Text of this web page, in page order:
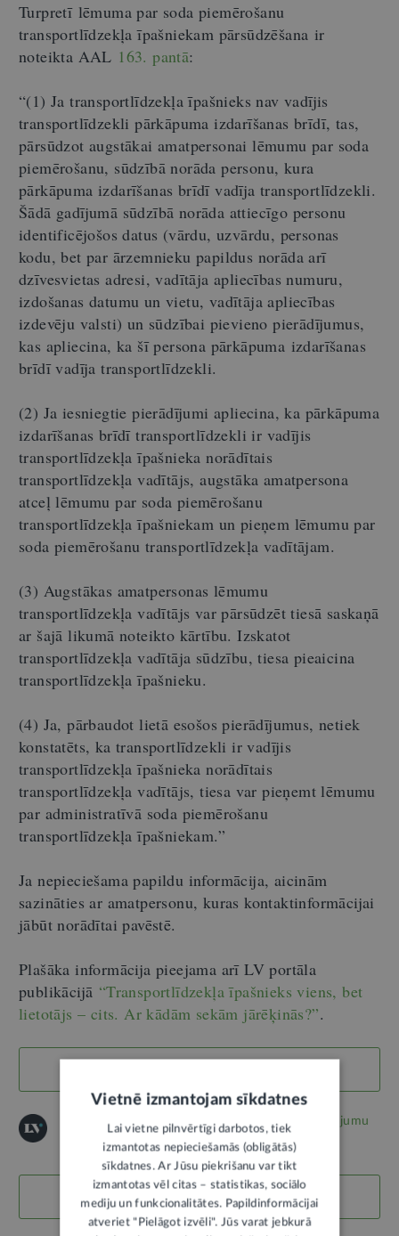
Turpretī lēmuma par soda piemērošanu
transportlīdzekļa īpašniekam pārsūdzēšana ir
noteikta AAL 163. pantā:
“(1) Ja transportlīdzekļa īpašnieks nav vadījis
transportlīdzekli pārkāpuma izdarīšanas brīdī, tas,
pārsūdzot augstākai amatpersonai lēmumu par soda
piemērošanu, sūdzībā norāda personu, kura
pārkāpuma izdarīšanas brīdī vadīja transportlīdzekli.
Šādā gadījumā sūdzībā norāda attiecīgo personu
identificējošos datus (vārdu, uzvārdu, personas
kodu, bet par ārzemnieku papildus norāda arī
dzīvesvietas adresi, vadītāja apliecības numuru,
izdošanas datumu un vietu, vadītāja apliecības
izdevēju valsti) un sūdzībai pievieno pierādījumus,
kas apliecina, ka šī persona pārkāpuma izdarīšanas
brīdī vadīja transportlīdzekli.
(2) Ja iesniegtie pierādījumi apliecina, ka pārkāpuma
izdarīšanas brīdī transportlīdzekli ir vadījis
transportlīdzekļa īpašnieka norādītais
transportlīdzekļa vadītājs, augstāka amatpersona
atceļ lēmumu par soda piemērošanu
transportlīdzekļa īpašniekam un pieņem lēmumu par
soda piemērošanu transportlīdzekļa vadītājam.
(3) Augstākas amatpersonas lēmumu
transportlīdzekļa vadītājs var pārsūdzēt tiesā saskaņā
ar šajā likumā noteikto kārtību. Izskatot
transportlīdzekļa vadītāja sūdzību, tiesa pieaicina
transportlīdzekļa īpašnieku.
(4) Ja, pārbaudot lietā esošos pierādījumus, netiek
konstatēts, ka transportlīdzekli ir vadījis
transportlīdzekļa īpašnieka norādītais
transportlīdzekļa vadītājs, tiesa var pieņemt lēmumu
par administratīvā soda piemērošanu
transportlīdzekļa īpašniekam.”
Ja nepieciešama papildu informācija, aicinām
sazināties ar amatpersonu, kuras kontaktinformācijai
jābūt norādītai pavēstē.
Plašāka informācija pieejama arī LV portāla
publikācijā “Transportlīdzekļa īpašnieks viens, bet
lietotājs – cits. Ar kādām sekām jārēķinās?”.
© "LV portāla" saturu aizsargā autortiesības.
Jautājumu
iesniegšanas noteikumi
LABS SATURS
Vietnē izmantojam sīkdatnes
Lai vietne pilnvērtīgi darbotos, tiek
izmantotas nepieciešamās (obligātās)
sīkdatnes. Ar Jūsu piekrišanu var tikt
izmantotas vēl citas – statistikas, sociālo
mediju un funkcionalitātes. Papildinformācijai
atveriet "Pielāgot izvēli". Jūs varat jebkurā